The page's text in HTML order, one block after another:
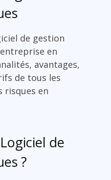
de gestion
en
avantages,
de tous les
risques en
de
?